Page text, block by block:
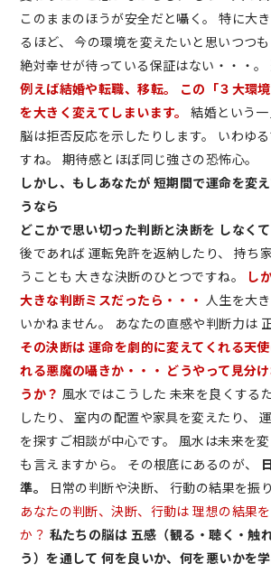
このままのほうが安全だと囁く。 特に大
るほど、 今の環境を変えたいと思いつつ
絶対幸せが待っている保証はない・・・。
例えば結婚や転職、移転。
この「３大環
を大きく変えてしまいます。
結婚という
脳は拒否反応を示したりします。 いわゆ
すね。 期待感とほぼ同じ強さの恐怖心。
しかし、もしあなたが 短期間で運命を変
うなら
どこかで思い切った判断と決断を しなく
後であれば 運転免許を返納したり、 持ち
うことも 大きな決断のひとつですね。
し
大きな判断ミスだったら・・・ 人生を大
いかねません。 あなたの直感や判断力は
その決断は 運命を劇的に変えてくれる天
れる悪魔の囁きか・・・ どうやって見分
うか？ 風水ではこうした 未来を良くする
したり、 室内の配置や家具を変えたり、
を探すご相談が中心です。 風水は未来を
も言えますから。 その根底にあるのが、
準。
日常の判断や決断、 行動の結果を振
あなたの判断、決断、行動は 理想の結果
か？ 私たちの脳は 五感（観る・聴く・触
う）を通して 何を良いか、何を悪いかを学